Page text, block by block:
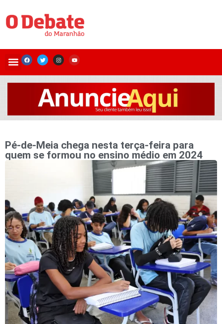
Pé-de-Meia chega nesta terça-feira para
quem se formou no ensino médio em 2024